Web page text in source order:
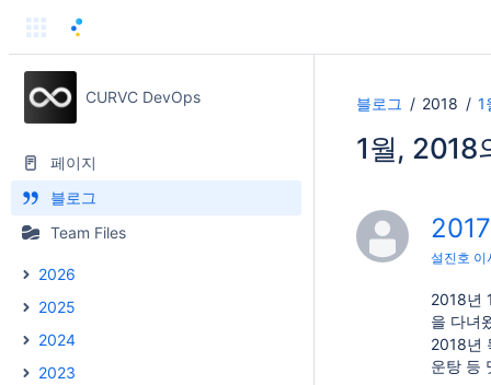
CURVC DevOps
페이지
블로그
Team Files
2026
2025
2024
2023
블로그 2018 1
1월, 2018
설진호 이
2018년
을 다녀
2018년
운탕 등